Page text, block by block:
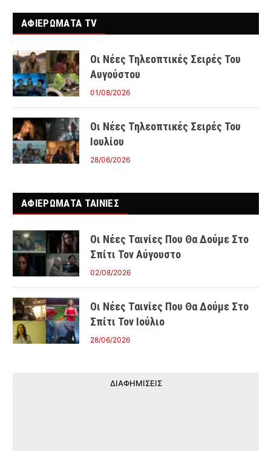
ΑΦΙΕΡΩΜΑΤΑ TV
Οι Νέες Τηλεοπτικές Σειρές Του
Αυγούστου
01/08/2026
Οι Νέες Τηλεοπτικές Σειρές Του
Ιουλίου
28/06/2026
ΑΦΙΕΡΩΜΑΤΑ ΤΑΙΝΊΕΣ
Οι Νέες Ταινίες Που Θα Δούμε Στο
Σπίτι Τον Αύγουστο
02/08/2026
Οι Νέες Ταινίες Που Θα Δούμε Στο
Σπίτι Τον Ιούλιο
28/06/2026
ΔΙΑΦΗΜΙΣΕΙΣ